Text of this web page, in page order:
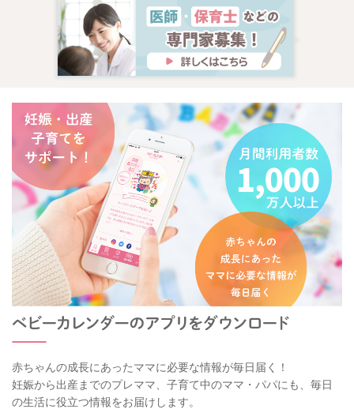
赤ちゃんの成長にあったママに必要な情報が毎日届く！
妊娠から出産までのプレママ、子育て中のママ・パパにも、毎日
の生活に役立つ情報をお届けします。